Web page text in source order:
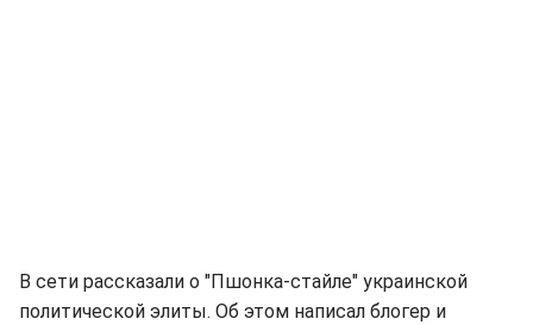
В сети рассказали о "Пшонка-стайле" украинской
политической элиты. Об этом написал блогер и